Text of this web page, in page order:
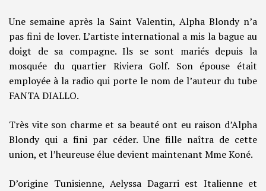
Une semaine après la Saint Valentin, Alpha Blondy n’a
pas fini de lover. L’artiste international a mis la bague au
doigt de sa compagne. Ils se sont mariés depuis la
mosquée du quartier Riviera Golf. Son épouse était
employée à la radio qui porte le nom de l’auteur du tube
FANTA DIALLO.
Très vite son charme et sa beauté ont eu raison d’Alpha
Blondy qui a fini par céder. Une fille naîtra de cette
union, et l’heureuse élue devient maintenant Mme Koné.
D’origine Tunisienne, Aelyssa Dagarri est Italienne et